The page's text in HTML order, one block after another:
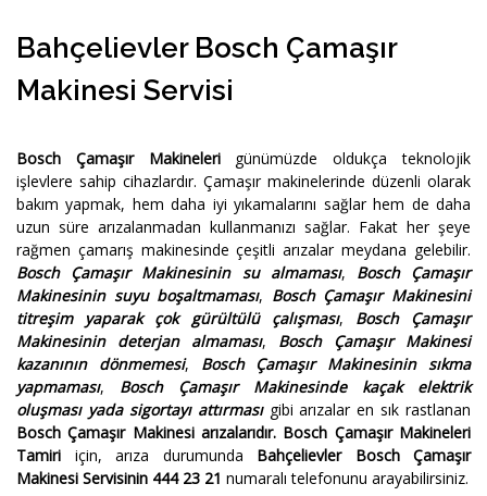
Bahçelievler Bosch Çamaşır
Makinesi Servisi
Bosch Çamaşır Makinelerigünümüzde oldukça teknolojik
işlevlere sahip cihazlardır. Çamaşır makinelerinde düzenli olarak
bakım yapmak, hem daha iyi yıkamalarını sağlar hem de daha
uzun süre arızalanmadan kullanmanızı sağlar. Fakat her şeye
rağmen çamarış makinesinde çeşitli arızalar meydana gelebilir.
Bosch Çamaşır Makinesinin su almaması, Bosch Çamaşır
Makinesinin suyu boşaltmaması, Bosch Çamaşır Makinesini
titreşim yaparak çok gürültülü çalışması, Bosch Çamaşır
Makinesinin deterjan almaması, Bosch Çamaşır Makinesi
kazanının dönmemesi, Bosch Çamaşır Makinesinin sıkma
yapmaması, Bosch Çamaşır Makinesinde kaçak elektrik
oluşması yada sigortayı attırmasıgibi arızalar en sık rastlanan
Bosch Çamaşır Makinesi arızalarıdır. Bosch Çamaşır Makineleri
Tamiri için, arıza durumunda Bahçelievler Bosch Çamaşır
Makinesi Servisinin 444 23 21 numaralı telefonunu arayabilirsiniz.